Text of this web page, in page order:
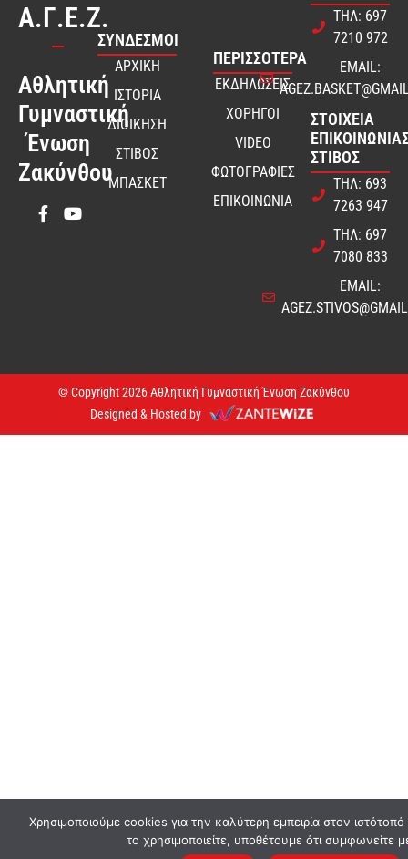
Α.Γ.Ε.Ζ.
Αθλητική
Γυμναστική
Ένωση
Ζακύνθου
ΣΎΝΔΕΣΜΟΙ
ΑΡΧΙΚΗ
ΙΣΤΟΡΙΑ
ΔΙΟΙΚΗΣΗ
ΣΤΙΒΟΣ
ΜΠΑΣΚΕΤ
ΠΕΡΙΣΣΟΤΕΡΑ
ΕΚΔΗΛΩΣΕΙΣ
ΧΟΡΗΓΟΙ
VIDEO
ΦΩΤΟΓΡΑΦΙΕΣ
ΕΠΙΚΟΙΝΩΝΙΑ
ΤΗΛ: 697
7210 972
EMAIL:
ΣΤΟΙΧΕΊΑ
ΣΤΊΒΟΣ
ΤΗΛ: 693
7263 947
ΤΗΛ: 697
7080 833
EMAIL:
© Copyright 2026 Αθλητική Γυμναστική Ένωση Ζακύνθου
Designed & Hosted by
Χρησιμοποιούμε cookies για την καλύτερη εμπειρία στον
το χρησιμοποιείτε, υποθέτουμε ότι συμφωνείτε